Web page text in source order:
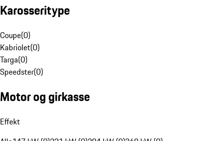
Karosseritype
Coupe(0)
Kabriolet(0)
Targa(0)
Speedster(0)
Motor og girkasse
Effekt